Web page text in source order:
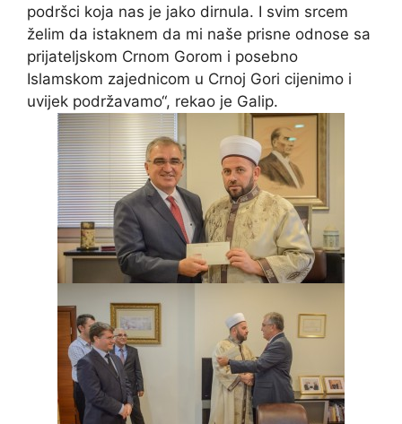
podršci koja nas je jako dirnula. I svim srcem
želim da istaknem da mi naše prisne odnose sa
prijateljskom Crnom Gorom i posebno
Islamskom zajednicom u Crnoj Gori cijenimo i
uvijek podržavamo“, rekao je Galip.